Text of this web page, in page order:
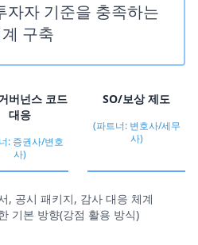
자자 기준을 충족하는
구축
버넌스 코드
대응
: 증권사/변호
사)
SO/보상 제도
(파트너: 변호사/세무
사)
, 공시 패키지, 감사 대응 체계
기본 방향(강점 활용 방식)